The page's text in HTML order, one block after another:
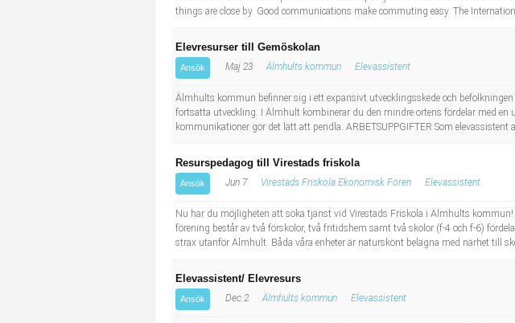
things are close by. Good communications make commuting easy. The
Elevresurser till Gemöskolan
Ansök Maj 23 Älmhults kommun Elevassistent
Älmhults kommun befinner sig i ett expansivt utvecklingsskede och
fortsatta utveckling. I Älmhult kombinerar du den mindre ortens fördelar med
kommunikationer gör det lätt att pendla. ARBETSUPPGIFTER Som
Resurspedagog till Virestads friskola
Ansök Jun 7 Virestads Friskola Ekonomisk Fören Elevassistent
Nu har du möjligheten att söka tjänst vid Virestads Friskola i Älmhults
förening består av två förskolor, två fritidshem samt två skolor (f-4 och f-6)
strax utanför Älmhult. Båda våra enheter är naturskönt belägna med närhet till
Elevassistent/ Elevresurs
Ansök Dec 2 Älmhults kommun Elevassistent